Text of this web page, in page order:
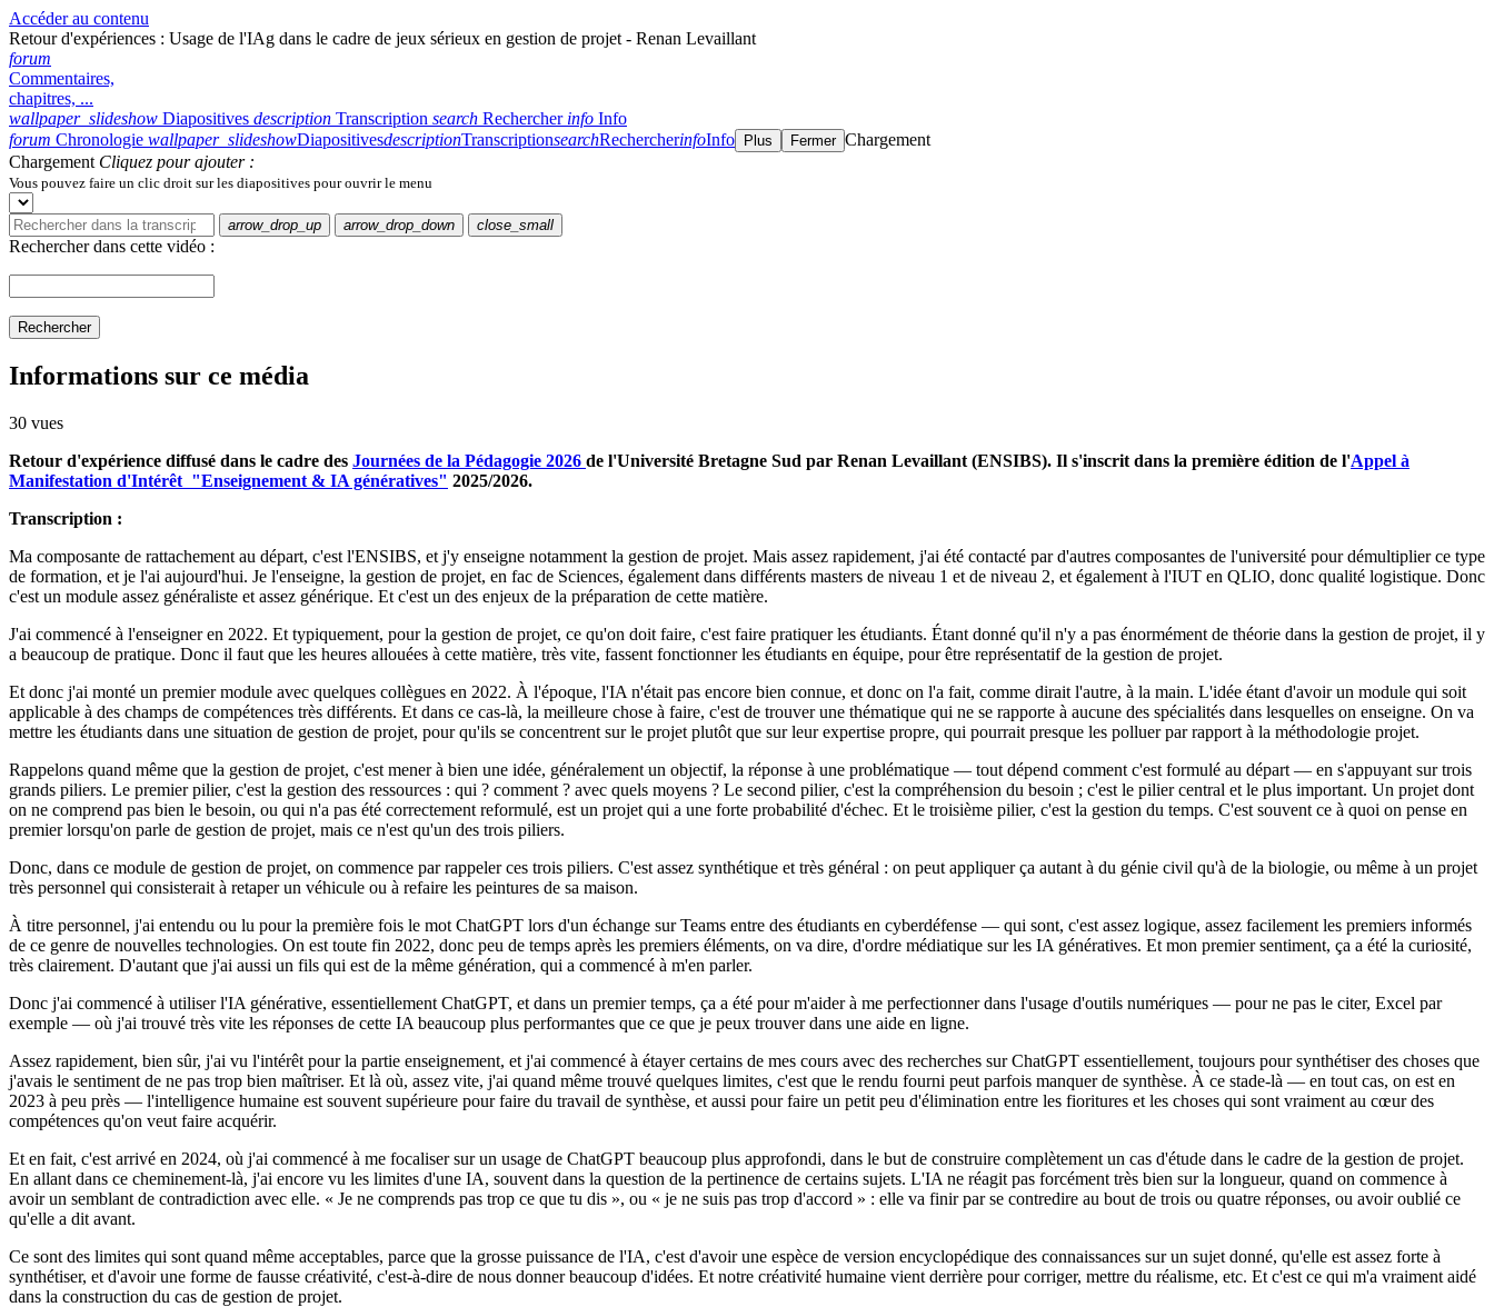
Accéder au contenu
Retour d'expériences : Usage de l'IAg dans le cadre de jeux sérieux en gestion de projet - Renan Levaillant
forum
Commentaires,
chapitres, ...
wallpaper_slideshow Diapositives description Transcription search Rechercher info Info
forum Chronologie wallpaper_slideshowDiapositivesdescriptionTranscriptionsearchRechercherinfoInfo Plus Fermer Chargement
Chargement Cliquez pour ajouter :
Vous pouvez faire un clic droit sur les diapositives pour ouvrir le menu
arrow_drop_up arrow_drop_down close_small
Rechercher dans cette vidéo :
Rechercher
Informations sur ce média
30 vues
Retour d'expérience diffusé dans le cadre des Journées de la Pédagogie 2026 de l'Université Bretagne Sud par Renan Levaillant (ENSIBS). Il s'inscrit dans la première édition de l'Appel à
Manifestation d'Intérêt "Enseignement & IA génératives" 2025/2026.
Transcription :
Ma composante de rattachement au départ, c'est l'ENSIBS, et j'y enseigne notamment la gestion de projet. Mais assez rapidement, j'ai été contacté par d'autres composantes de l'université pour démultiplier ce type
de formation, et je l'ai aujourd'hui. Je l'enseigne, la gestion de projet, en fac de Sciences, également dans différents masters de niveau 1 et de niveau 2, et également à l'IUT en QLIO, donc qualité logistique. Donc
c'est un module assez généraliste et assez générique. Et c'est un des enjeux de la préparation de cette matière.
J'ai commencé à l'enseigner en 2022. Et typiquement, pour la gestion de projet, ce qu'on doit faire, c'est faire pratiquer les étudiants. Étant donné qu'il n'y a pas énormément de théorie dans la gestion de projet, il y
a beaucoup de pratique. Donc il faut que les heures allouées à cette matière, très vite, fassent fonctionner les étudiants en équipe, pour être représentatif de la gestion de projet.
Et donc j'ai monté un premier module avec quelques collègues en 2022. À l'époque, l'IA n'était pas encore bien connue, et donc on l'a fait, comme dirait l'autre, à la main. L'idée étant d'avoir un module qui soit
applicable à des champs de compétences très différents. Et dans ce cas-là, la meilleure chose à faire, c'est de trouver une thématique qui ne se rapporte à aucune des spécialités dans lesquelles on enseigne. On va
mettre les étudiants dans une situation de gestion de projet, pour qu'ils se concentrent sur le projet plutôt que sur leur expertise propre, qui pourrait presque les polluer par rapport à la méthodologie projet.
Rappelons quand même que la gestion de projet, c'est mener à bien une idée, généralement un objectif, la réponse à une problématique — tout dépend comment c'est formulé au départ — en s'appuyant sur trois
grands piliers. Le premier pilier, c'est la gestion des ressources : qui ? comment ? avec quels moyens ? Le second pilier, c'est la compréhension du besoin ; c'est le pilier central et le plus important. Un projet dont
on ne comprend pas bien le besoin, ou qui n'a pas été correctement reformulé, est un projet qui a une forte probabilité d'échec. Et le troisième pilier, c'est la gestion du temps. C'est souvent ce à quoi on pense en
premier lorsqu'on parle de gestion de projet, mais ce n'est qu'un des trois piliers.
Donc, dans ce module de gestion de projet, on commence par rappeler ces trois piliers. C'est assez synthétique et très général : on peut appliquer ça autant à du génie civil qu'à de la biologie, ou même à un projet
très personnel qui consisterait à retaper un véhicule ou à refaire les peintures de sa maison.
À titre personnel, j'ai entendu ou lu pour la première fois le mot ChatGPT lors d'un échange sur Teams entre des étudiants en cyberdéfense — qui sont, c'est assez logique, assez facilement les premiers informés
de ce genre de nouvelles technologies. On est toute fin 2022, donc peu de temps après les premiers éléments, on va dire, d'ordre médiatique sur les IA génératives. Et mon premier sentiment, ça a été la curiosité,
très clairement. D'autant que j'ai aussi un fils qui est de la même génération, qui a commencé à m'en parler.
Donc j'ai commencé à utiliser l'IA générative, essentiellement ChatGPT, et dans un premier temps, ça a été pour m'aider à me perfectionner dans l'usage d'outils numériques — pour ne pas le citer, Excel par
exemple — où j'ai trouvé très vite les réponses de cette IA beaucoup plus performantes que ce que je peux trouver dans une aide en ligne.
Assez rapidement, bien sûr, j'ai vu l'intérêt pour la partie enseignement, et j'ai commencé à étayer certains de mes cours avec des recherches sur ChatGPT essentiellement, toujours pour synthétiser des choses que
j'avais le sentiment de ne pas trop bien maîtriser. Et là où, assez vite, j'ai quand même trouvé quelques limites, c'est que le rendu fourni peut parfois manquer de synthèse. À ce stade-là — en tout cas, on est en
2023 à peu près — l'intelligence humaine est souvent supérieure pour faire du travail de synthèse, et aussi pour faire un petit peu d'élimination entre les fioritures et les choses qui sont vraiment au cœur des
compétences qu'on veut faire acquérir.
Et en fait, c'est arrivé en 2024, où j'ai commencé à me focaliser sur un usage de ChatGPT beaucoup plus approfondi, dans le but de construire complètement un cas d'étude dans le cadre de la gestion de projet.
En allant dans ce cheminement-là, j'ai encore vu les limites d'une IA, souvent dans la question de la pertinence de certains sujets. L'IA ne réagit pas forcément très bien sur la longueur, quand on commence à
avoir un semblant de contradiction avec elle. « Je ne comprends pas trop ce que tu dis », ou « je ne suis pas trop d'accord » : elle va finir par se contredire au bout de trois ou quatre réponses, ou avoir oublié ce
qu'elle a dit avant.
Ce sont des limites qui sont quand même acceptables, parce que la grosse puissance de l'IA, c'est d'avoir une espèce de version encyclopédique des connaissances sur un sujet donné, qu'elle est assez forte à
synthétiser, et d'avoir une forme de fausse créativité, c'est-à-dire de nous donner beaucoup d'idées. Et notre créativité humaine vient derrière pour corriger, mettre du réalisme, etc. Et c'est ce qui m'a vraiment aidé
dans la construction du cas de gestion de projet.